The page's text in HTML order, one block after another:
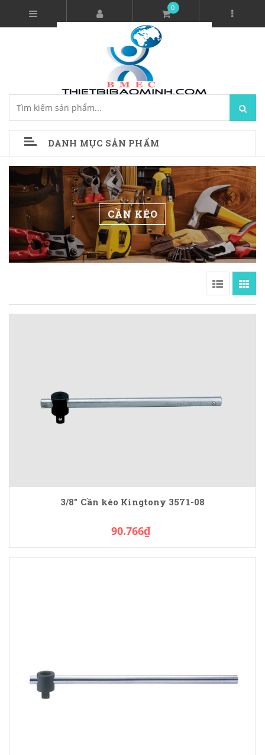
0
DANH MỤC SẢN PHẨM
CẦN KÉO
3/8" Cần kéo Kingtony 3571-08
90.766₫